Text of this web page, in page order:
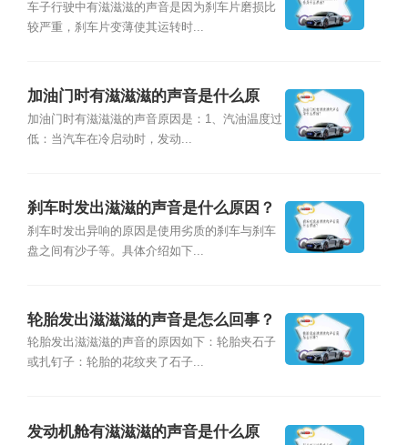
因？
车子行驶中有滋滋滋的声音是因为刹车片磨损比
较严重，刹车片变薄使其运转时...
加油门时有滋滋滋的声音是什么原
因？
加油门时有滋滋滋的声音原因是：1、汽油温度过
低：当汽车在冷启动时，发动...
刹车时发出滋滋的声音是什么原因？
刹车时发出异响的原因是使用劣质的刹车与刹车
盘之间有沙子等。具体介绍如下...
轮胎发出滋滋滋的声音是怎么回事？
轮胎发出滋滋滋的声音的原因如下：轮胎夹石子
或扎钉子：轮胎的花纹夹了石子...
发动机舱有滋滋滋的声音是什么原